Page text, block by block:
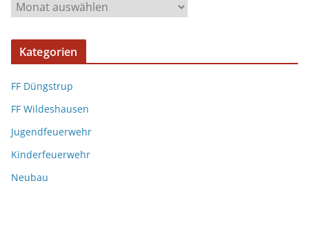
Kategorien
FF Düngstrup
FF Wildeshausen
Jugendfeuerwehr
Kinderfeuerwehr
Neubau